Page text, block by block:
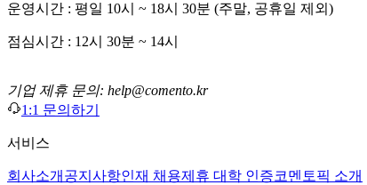
운영시간 : 평일 10시 ~ 18시 30분 (주말, 공휴일 제외)
점심시간 : 12시 30분 ~ 14시
기업 제휴 문의: help@comento.kr
1:1 문의하기
서비스
회사소개 공지사항인재 채용제휴 대학 인증코멘토픽 소개